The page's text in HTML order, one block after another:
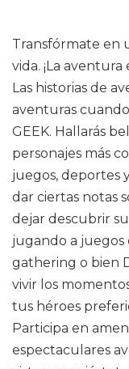
Transfórmate en
vida. ¡La
Las historias de
aventuras
GEEK. Hallarás
personajes más
juegos, deportes
dar ciertas notas
dejar descubrir
jugando a juegos
gathering o bien
vivir los
tus héroes
Participa en
espectaculares